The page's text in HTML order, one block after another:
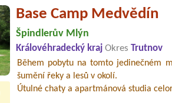
Base Camp Medvědín
Špindlerův Mlýn
Královéhradecký krajOkres Trutnov
Během pobytu na tomto jedinečném
šumění řeky a lesů v okolí.
Útulné chaty a apartmánová studia